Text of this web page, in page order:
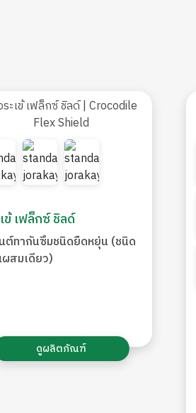
ข้ เฟล็กซ์ ชิลด์
ต์ทากันซึมชนิดยืดหยุ่น (ชนิด
สมเดียว)
ดูผลิตภัณฑ์